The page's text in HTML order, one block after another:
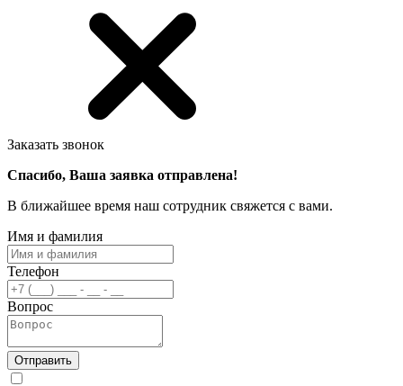
Заказать звонок
Спасибо, Ваша заявка отправлена!
В ближайшее время наш сотрудник свяжется с вами.
Имя и фамилия
Телефон
Вопрос
Отправить